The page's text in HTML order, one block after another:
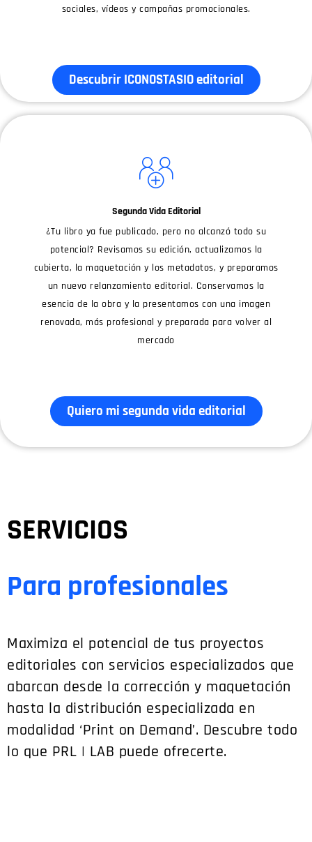
sociales, vídeos y campañas promocionales.
Descubrir ICONOSTASIO editorial
Segunda Vida Editorial
¿Tu libro ya fue publicado, pero no alcanzó todo su
potencial? Revisamos su edición, actualizamos la
cubierta, la maquetación y los metadatos, y preparamos
un nuevo relanzamiento editorial. Conservamos la
esencia de la obra y la presentamos con una imagen
renovada, más profesional y preparada para volver al
mercado
Quiero mi segunda vida editorial
SERVICIOS
Para profesionales
Maximiza el potencial de tus proyectos
editoriales con servicios especializados que
abarcan desde la corrección y maquetación
hasta la distribución especializada en
modalidad ‘Print on Demand’. Descubre todo
lo que PRL | LAB puede ofrecerte.